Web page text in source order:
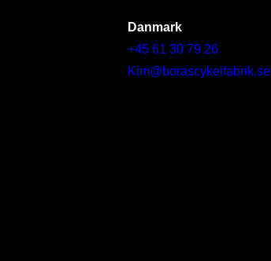
Danmark
+45 61 30 79 26
Kim@borascykelfabrik.se